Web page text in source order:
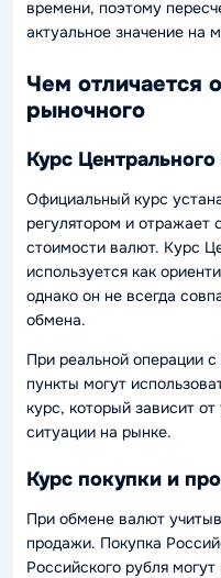
времени, поэтому
актуальное значение на
Чем отличается
рыночного
Курс
Официальный курс
регулятором и
стоимости валют. Курс
используется как
однако он не всегда
обмена.
При реальной операции
пункты могут
курс, который зависит
ситуации на рынке.
Курс покупки и
При обмене валют
продажи. Покупка
Российского рубля